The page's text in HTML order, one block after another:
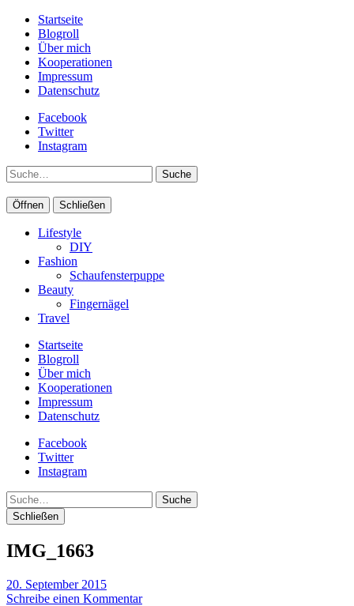
Startseite
Blogroll
Über mich
Kooperationen
Impressum
Datenschutz
Facebook
Twitter
Instagram
Suche
Öffnen Schließen
Lifestyle
DIY
Fashion
Schaufensterpuppe
Beauty
Fingernägel
Travel
Startseite
Blogroll
Über mich
Kooperationen
Impressum
Datenschutz
Facebook
Twitter
Instagram
Suche
Schließen
IMG_1663
20. September 2015
Schreibe einen Kommentar